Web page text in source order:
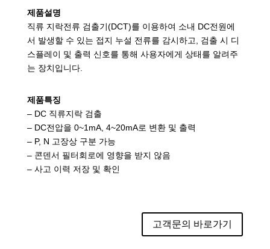
제품설명
직류 지락전류 검출기(DCT)를 이용하여 소내 DC전원에
서 발생할 수 있는 접지 누설 전류를 감시하고, 검출 시 디
스플레이 및 출력 신호를 통해 사용자에게 상태를 알려주
는 장치입니다.
제품특징
– DC 직류지락 검출
– DC전압을 0~1mA, 4~20mA로 변환 및 출력
– P, N 고장상 구분 가능
– 콘덴서 필터회로에 영향을 받지 않음
– 사고 이력 저장 및 확인
고객문의 바로가기